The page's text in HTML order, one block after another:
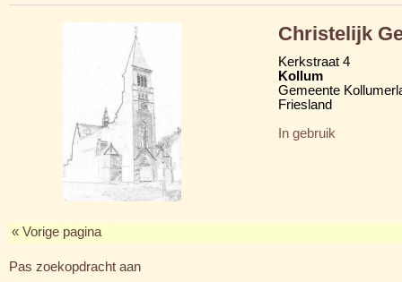
Christelijk
Kerkstraat 4
Kollum
Gemeente
Friesland
In gebruik
« Vorige pagina
Pas zoekopdracht aan